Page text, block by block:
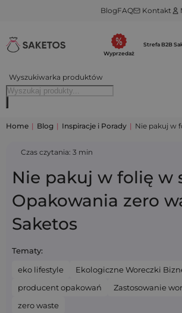
BlogFAQ Kontakt
Wyszukiwarka produktów
Wyprzedaż
Strefa B2B
Home | Blog | Inspiracje i Porady | Nie pakuj w
Czas czytania: 3 min
Nie pakuj w folię w
Opakowania zero
Saketos
Tematy:
eko lifestyle
Ekologiczne Woreczki
producent opakowań
Zastosowanie
zero waste